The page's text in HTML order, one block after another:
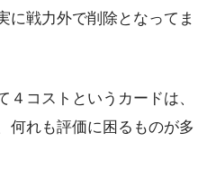
に戦力外で削除となってま
４コストというカードは、
何れも評価に困るものが多